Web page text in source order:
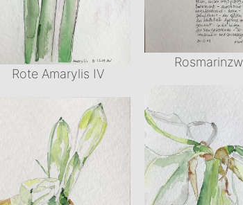
Rote Amarylis IV